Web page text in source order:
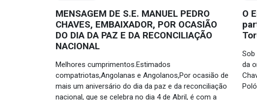
MENSAGEM DE S.E. MANUEL PEDRO
CHAVES, EMBAIXADOR, POR OCASIÃO
DO DIA DA PAZ E DA RECONCILIAÇÃO
NACIONAL
Melhores cumprimentos.Estimados
compatriotas,Angolanas e Angolanos,Por ocasião de
mais um aniversário do dia da paz e da reconciliação
nacional, que se celebra no dia 4 de Abril, é com a
O
Sob
da